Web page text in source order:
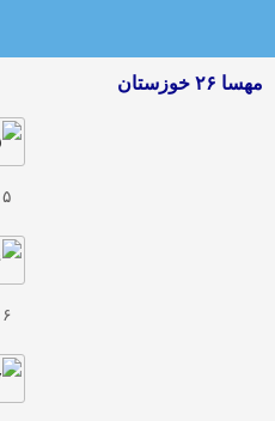
مهسا ۲۶ خوزستان
۵
۶